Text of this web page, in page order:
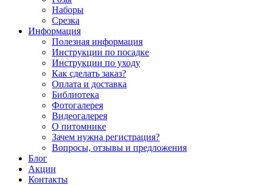
Наборы
Срезка
Информация
Полезная информация
Инструкции по посадке
Инструкции по уходу
Как сделать заказ?
Оплата и доставка
Библиотека
Фотогалерея
Видеогалерея
О питомнике
Зачем нужна регистрация?
Вопросы, отзывы и предложения
Блог
Акции
Контакты